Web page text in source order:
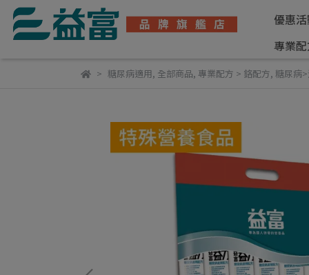
優惠
專業
糖尿病適用, 全部商品, 專業配方 > 鉻配方, 糖尿病